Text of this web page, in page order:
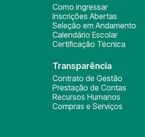
Como ingressar
Inscrições Abertas
Seleção em Andamento
Calendário Escolar
Certificação Técnica
Transparência
Contrato de Gestão
Prestação de Contas
Recursos Humanos
Compras e Serviços